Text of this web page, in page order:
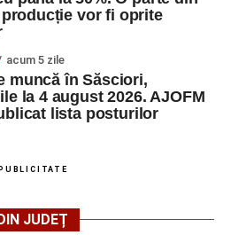
vor fi oprite
acum 5 zile
muncă în Săsciori,
la 4 august 2026. AJOFM
lista posturilor
PUBLICITATE
JUDEȚ